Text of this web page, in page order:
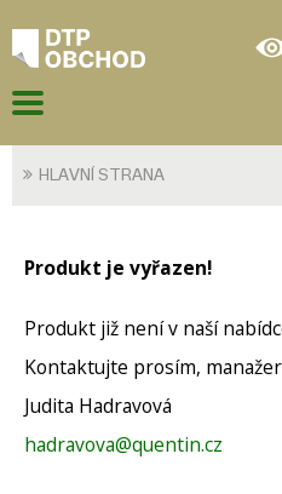
HLAVNÍ STRANA
Produkt je vyřazen!
Produkt již není v naší
Kontaktujte prosím,
Judita Hadravová
hadravova@quentin.cz